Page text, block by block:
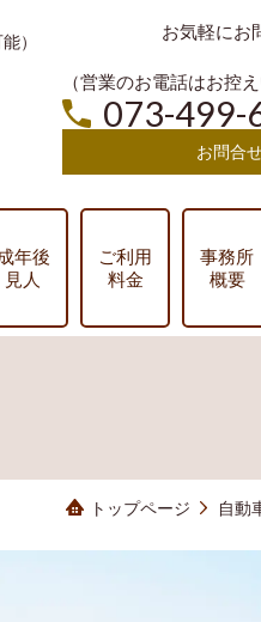
）
お気軽にお
（営業のお電話はお控
073-499-
お問合
年後
見人
ご利用
料金
事務所
概要
トップページ 自動